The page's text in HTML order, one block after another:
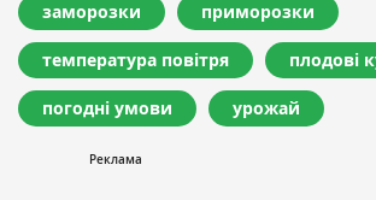
заморозки приморозки
температура повітря плодові
погодні умови урожай